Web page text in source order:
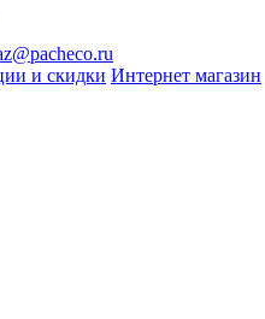
и скидки Интернет магазин